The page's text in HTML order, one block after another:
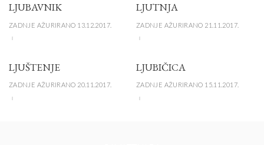
LJUBAVNIK
ZADNJE AŽURIRANO 13.12.2017.
LJUTNJA
ZADNJE AŽURIRANO 21.11.2017.
LJUŠTENJE
ZADNJE AŽURIRANO 20.11.2017.
LJUBIČICA
ZADNJE AŽURIRANO 15.11.2017.